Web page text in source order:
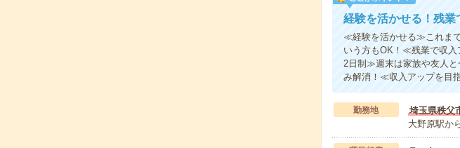
経験を活かせる！残業
≪経験を活かせる≫これま
いう方もOK！≪残業で収
2日制≫週末は家族や友人
み解消！≪収入アップを目
勤務地
埼玉県秩父
大野原駅か